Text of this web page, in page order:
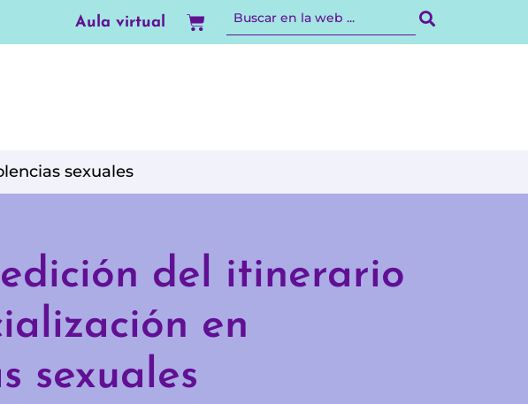
Aula virtual Carrito
sexuales
del itinerario
en
sexuales